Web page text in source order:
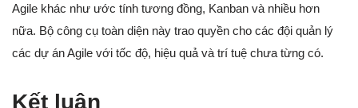
Agile khác như ước tính tương đồng, Kanban và nhiều hơn
nữa. Bộ công cụ toàn diện này trao quyền cho các đội quản lý
các dự án Agile với tốc độ, hiệu quả và trí tuệ chưa từng có.
Kết luận